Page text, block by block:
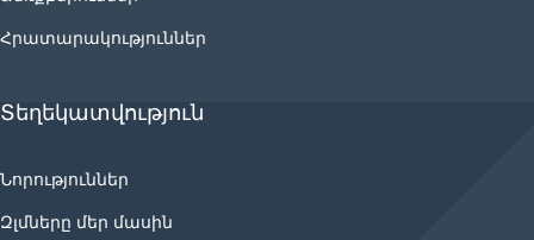
Հրատարակություններ
Տեղեկատվություն
Նորություններ
Զլմները մեր մասին